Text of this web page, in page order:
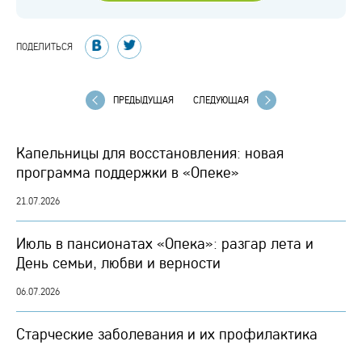
ПОДЕЛИТЬСЯ
ПРЕДЫДУЩАЯ СЛЕДУЮЩАЯ
Капельницы для восстановления: новая
программа поддержки в «Опеке»
21.07.2026
Июль в пансионатах «Опека»: разгар лета и
День семьи, любви и верности
06.07.2026
Старческие заболевания и их профилактика